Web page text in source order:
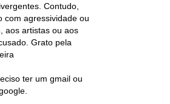
Contudo,
com agressividade ou
aos artistas ou aos
Grato pela
ter um gmail ou